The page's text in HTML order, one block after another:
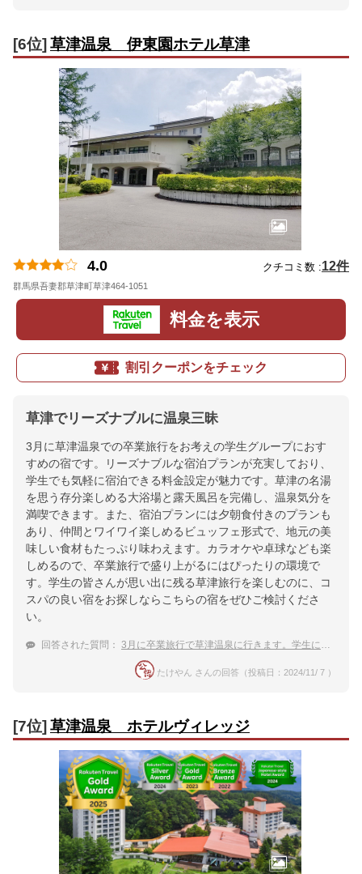
[6位] 草津温泉 伊東園ホテル草津
4.0 クチコミ数 :12件
群馬県吾妻郡草津町草津464-1051
料金を表示
割引クーポンをチェック
草津でリーズナブルに温泉三昧
3月に草津温泉での卒業旅行をお考えの学生グループにおす
すめの宿です。リーズナブルな宿泊プランが充実しており、
学生でも気軽に宿泊できる料金設定が魅力です。草津の名湯
を思う存分楽しめる大浴場と露天風呂を完備し、温泉気分を
満喫できます。また、宿泊プランには夕朝食付きのプランも
あり、仲間とワイワイ楽しめるビュッフェ形式で、地元の美
味しい食材もたっぷり味わえます。カラオケや卓球なども楽
しめるので、卒業旅行で盛り上がるにはぴったりの環境で
す。学生の皆さんが思い出に残る草津旅行を楽しむのに、コ
スパの良い宿をお探しならこちらの宿をぜひご検討くださ
い。
回答された質問： 3月に卒業旅行で草津温泉に行きます。学生に優しいリーズナブルな宿を教えてください！
たけやん さんの回答（投稿日：2024/11/ 7 ）
[7位] 草津温泉 ホテルヴィレッジ